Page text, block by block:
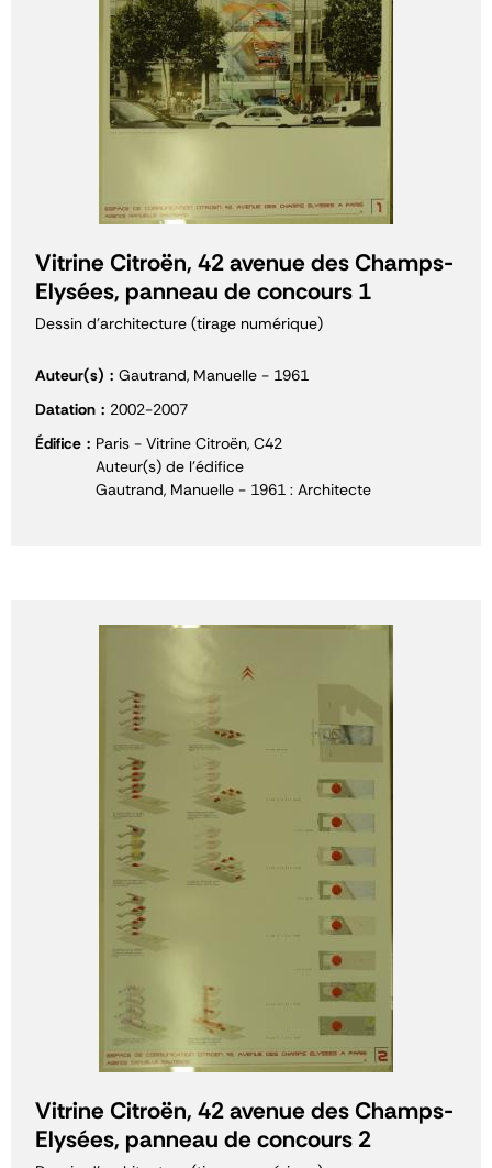
Vitrine Citroën, 42 avenue des Champs-
Elysées, panneau de concours 1
Dessin d'architecture (tirage numérique)
Auteur(s)
Gautrand, Manuelle - 1961
Datation
2002-2007
Édifice
Paris - Vitrine Citroën, C42
Auteur(s) de l'édifice
Gautrand, Manuelle - 1961 : Architecte
Vitrine Citroën, 42 avenue des Champs-
Elysées, panneau de concours 2